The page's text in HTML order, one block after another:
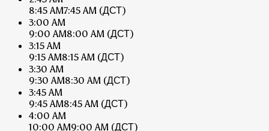
8:45 AM7:45 AM (ДСТ)
3:00 AM
9:00 AM8:00 AM (ДСТ)
3:15 AM
9:15 AM8:15 AM (ДСТ)
3:30 AM
9:30 AM8:30 AM (ДСТ)
3:45 AM
9:45 AM8:45 AM (ДСТ)
4:00 AM
10:00 AM9:00 AM (ДСТ)